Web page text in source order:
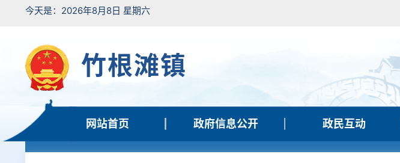
今天是：2026年8月8日 星期六
竹根滩镇
网站首页 政府信息公开 政民互动